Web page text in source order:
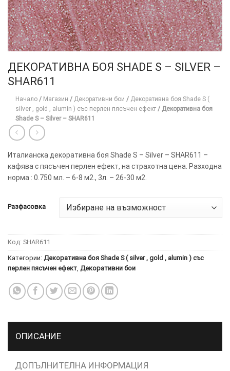
ДЕКОРАТИВНА БОЯ SHADE S – SILVER –
SHAR611
Начало / Магазин / Декоративни бои / Декоративна боя Shade S (
silver , gold , alumin ) със перлен пясъчен ефект / Декоративна боя
Shade S – Silver – SHAR611
Италианска декоративна боя Shade S – Silver – SHAR611 –
кафява с пясъчен перлен ефект, на страхотна цена. Разходна
норма : 0.750 мл. – 6-8 м2., 3л. – 26-30 м2.
Разфасовка
Код: SHAR611
Категории: Декоративна боя Shade S ( silver , gold , alumin ) със
перлен пясъчен ефект Декоративни бои
ОПИСАНИЕ
ДОПЪЛНИТЕЛНА ИНФОРМАЦИЯ
× САЙТ
ИЗПОЛЗВА
ПОВЕЧЕ
ИНФОРМАЦИЯ
МОЖЕТЕ
НАМЕРИТЕ
ТУК.
УСЛУГИ ОПЦИИ